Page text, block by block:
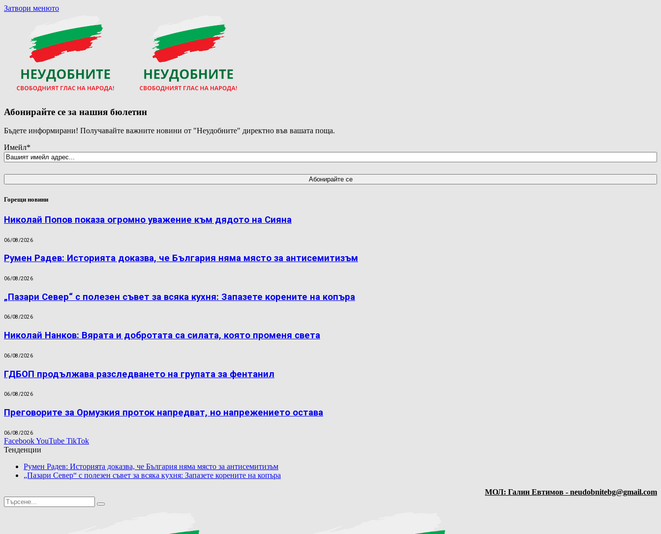
Затвори менюто
Абонирайте се за нашия бюлетин
Бъдете информирани! Получавайте важните новини от "Неудобните" директно във вашата поща.
Имейл*
Горещи новини
Николай Попов показа огромно уважение към дядото на Сияна
06/08/2026
Румен Радев: Историята доказва, че България няма място за антисемитизъм
06/08/2026
„Пазари Север“ с полезен съвет за всяка кухня: Запазете корените на копъра
06/08/2026
Николай Нанков: Вярата и добротата са силата, която променя света
06/08/2026
ГДБОП продължава разследването на групата за фентанил
06/08/2026
Преговорите за Ормузкия проток напредват, но напрежението остава
06/08/2026
FacebookYouTube TikTok
Тенденции
„Пазари Север“ с полезен съвет за всяка кухня: Запазете корените на копъра